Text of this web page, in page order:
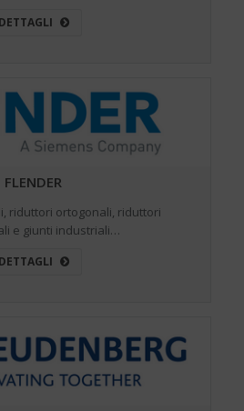
DETTAGLI
FLENDER
riduttori ortogonali, riduttori
e giunti industriali…
DETTAGLI